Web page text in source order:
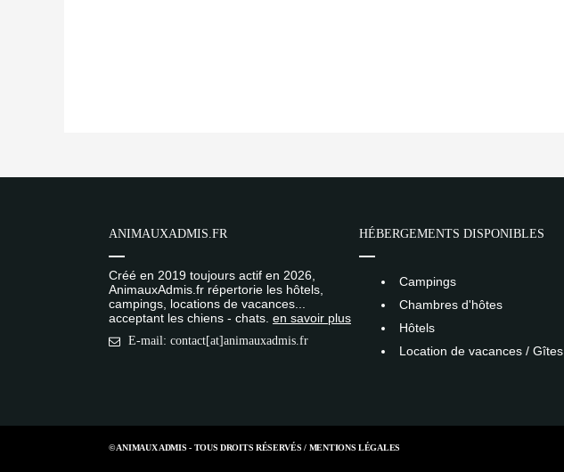
ANIMAUXADMIS.FR
Créé en 2019 toujours actif en 2026,
AnimauxAdmis.fr répertorie les hôtels,
campings, locations de vacances...
acceptant les chiens - chats. en savoir plus
E-mail: contact[at]animauxadmis.fr
HÉBERGEMENTS DISPONIBLES
Campings
Chambres d'hôtes
Hôtels
Location de vacances / Gîtes
© ANIMAUX ADMIS - TOUS DROITS RÉSERVÉS / MENTIONS LÉGALES